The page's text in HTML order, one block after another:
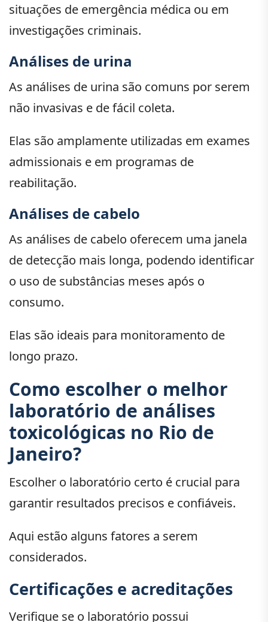
situações de emergência médica ou em
investigações criminais.
Análises de urina
As análises de urina são comuns por serem
não invasivas e de fácil coleta.
Elas são amplamente utilizadas em exames
admissionais e em programas de
reabilitação.
Análises de cabelo
As análises de cabelo oferecem uma janela
de detecção mais longa, podendo identificar
o uso de substâncias meses após o
consumo.
Elas são ideais para monitoramento de
longo prazo.
Como escolher o melhor
laboratório de análises
toxicológicas no Rio de
Janeiro?
Escolher o laboratório certo é crucial para
garantir resultados precisos e confiáveis.
Aqui estão alguns fatores a serem
considerados.
Certificações e acreditações
Verifique se o laboratório possui